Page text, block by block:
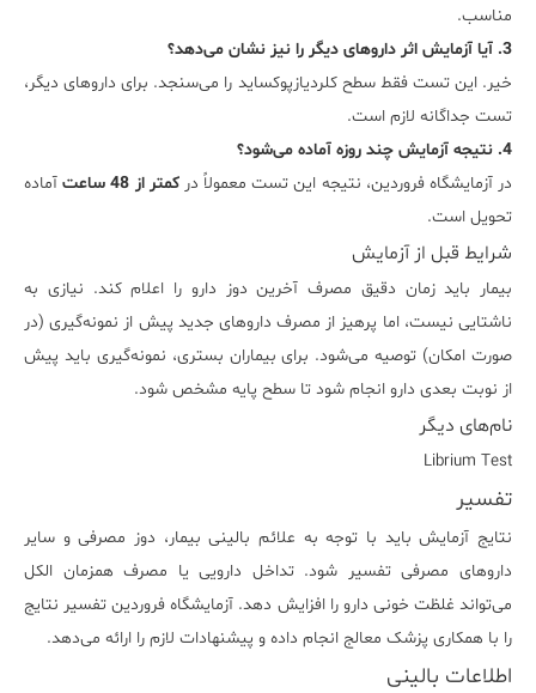
مناسب.
3. آیا آزمایش اثر داروهای دیگر را نیز نشان می‌دهد؟
خیر. این تست فقط سطح کلردیازپوکساید را می‌سنجد. برای داروهای دیگر،
تست جداگانه لازم است.
4. نتیجه آزمایش چند روزه آماده می‌شود؟
در آزمایشگاه فروردین، نتیجه این تست معمولاً درکمتر از 48 ساعت
آماده
تحویل است.
شرایط قبل از آزمایش
بیمار باید زمان دقیق مصرف آخرین دوز دارو را اعلام کند. نیازی به
ناشتایی نیست، اما پرهیز از مصرف داروهای جدید پیش از نمونه‌گیری (در
صورت امکان) توصیه می‌شود. برای بیماران بستری، نمونه‌گیری باید پیش
از نوبت بعدی دارو انجام شود تا سطح پایه مشخص شود.
نام‌های دیگر
Librium Test
تفسیر
نتایج آزمایش باید با توجه به علائم بالینی بیمار، دوز مصرفی و سایر
داروهای مصرفی تفسیر شود. تداخل دارویی یا مصرف همزمان الکل
می‌تواند غلظت خونی دارو را افزایش دهد. آزمایشگاه فروردین تفسیر نتایج
را با همکاری پزشک معالج انجام داده و پیشنهادات لازم را ارائه می‌دهد.
اطلاعات بالینی